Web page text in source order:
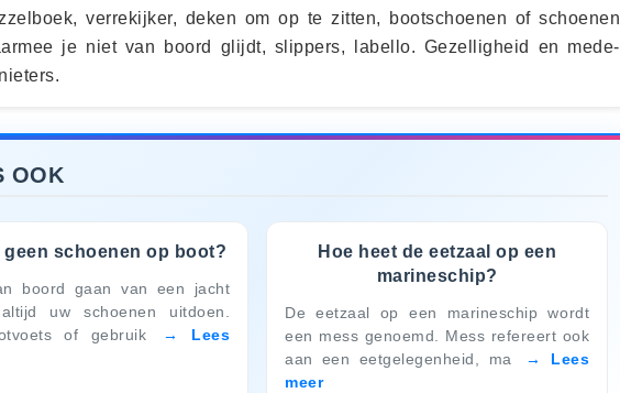
verrekijker, deken om op te zitten, bootschoenen of schoenen
je niet van boord glijdt, slippers, labello. Gezelligheid en mede-
OOK
geen schoenen op boot?
boord gaan van een jacht
uw schoenen uitdoen.
of gebruik
Lees
Hoe heet de eetzaal op een
marineschip?
De eetzaal op een marineschip wordt
een mess genoemd. Mess refereert ook
aan een eetgelegenheid, ma
Lees
meer